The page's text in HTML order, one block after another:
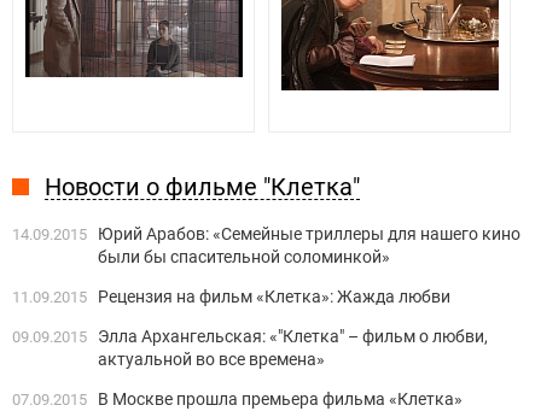
Новости о фильме "Клетка"
14.09.2015
Юрий Арабов: «Семейные триллеры для нашего кино
были бы спасительной соломинкой»
11.09.2015 Рецензия на фильм «Клетка»: Жажда любви
09.09.2015
Элла Архангельская: «"Клетка" – фильм о любви,
актуальной во все времена»
07.09.2015
В Москве прошла премьера фильма «Клетка»